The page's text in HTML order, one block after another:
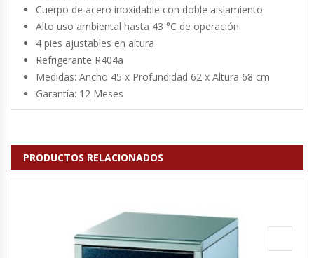
Ofertas Del Mes
Ollas Arroceras
Ovilladoras – Divisoras De Masa
Picador De Hielo
Procesadoras De Alimentos
Cuerpo de acero inoxidable con doble aislamiento
Alto uso ambiental hasta 43 °C de operación
4 pies ajustables en altura
Refrigerante R404a
Medidas: Ancho 45 x Profundidad 62 x Altura 68 cm
Garantía: 12 Meses
PRODUCTOS RELACIONADOS